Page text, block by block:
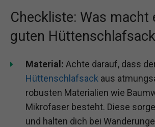
Checkliste: Was macht
guten
Material: Achte darauf, dass
Hüttenschlafsack aus
robusten Materialien wie
Mikrofaser besteht. Diese
und halten dich bei